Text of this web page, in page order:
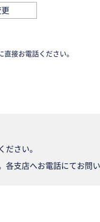
接お電話ください。
ださい。
支店へお電話にてお問い